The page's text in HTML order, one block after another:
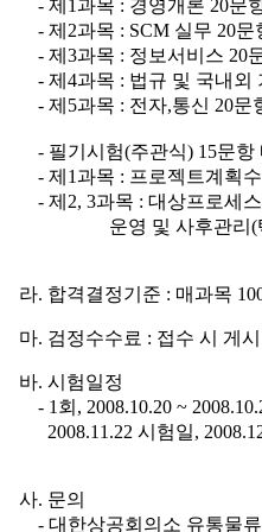
- 제1과목 : 경영개론 20문
- 제2과목 : SCM 실무 20문
- 제3과목 : 정보서비스 20
- 제4과목 : 법규 및 국내외
- 제5과목 : 전자,통신 20문
- 필기시험(주관식) 15문항
- 제1과목 : 프로젝트계획
- 제2, 3과목 : 대상프로세스
운영 및 사후관리(
라. 합격결정기준 : 매과목
마. 검정수수료 : 접수 시 게시
바. 시험일정
- 1회, 2008.10.20 ~
2008.11.22 시험일,
사. 문의
- 대한상공회의소 유통물류